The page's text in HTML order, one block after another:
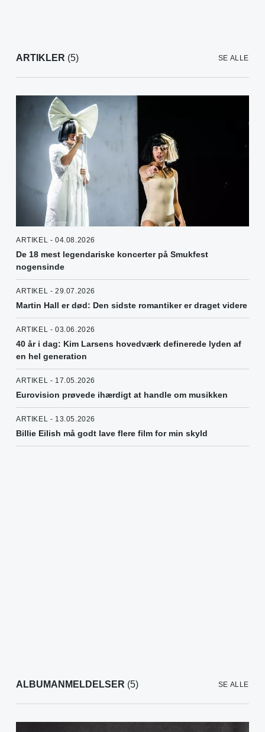
ARTIKLER (5) SE ALLE
ARTIKEL - 04.08.2026
De 18 mest legendariske koncerter på Smukfest
nogensinde
ARTIKEL - 29.07.2026
Martin Hall er død: Den sidste romantiker er draget videre
ARTIKEL - 03.06.2026
40 år i dag: Kim Larsens hovedværk definerede lyden af
en hel generation
ARTIKEL - 17.05.2026
Eurovision prøvede ihærdigt at handle om musikken
ARTIKEL - 13.05.2026
Billie Eilish må godt lave flere film for min skyld
ALBUMANMELDELSER (5) SE ALLE